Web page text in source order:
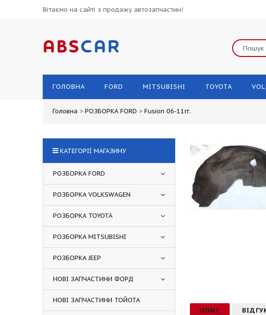
Вітаємо на сайті з продажу автозапчастин!
ABSCAR
ГОЛОВНА FORD MITSUBISHI TOYOTA
Головна > РОЗБОРКА FORD > Fusion 06-11гг.
ОПИС
КАТЕГОРІЇ МАГАЗИНУ
РОЗБОРКА FORD
РОЗБОРКА VOLKSWAGEN
РОЗБОРКА TOYOTA
РОЗБОРКА MITSUBISHI
РОЗБОРКА JEEP
НОВІ ЗАПЧАСТИНИ ФОРД
НОВІ ЗАПЧАСТИНИ ТОЙОТА